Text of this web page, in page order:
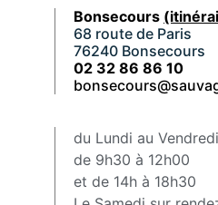
Bonsecours
68 route de Paris
76240 Bonsecours
02 32 86 86 10
du Lundi au Vendredi
de 9h30 à 12h00
et de 14h à 18h30